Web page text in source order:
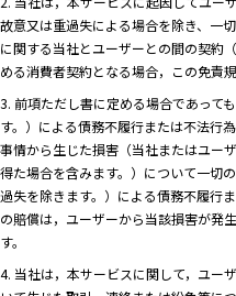
故意又は重過失による場合を除き、一
に関する当社とユーザーとの間の契約
める消費者契約となる場合，この免責
3. 前項ただし書に定める場合であって
す。）による債務不履行または不法行
事情から生じた損害（当社またはユー
得た場合を含みます。）について一切
過失を除きます。）による債務不履行
の賠償は，ユーザーから当該損害が発
す。
4. 当社は，本サービスに関して，ユー